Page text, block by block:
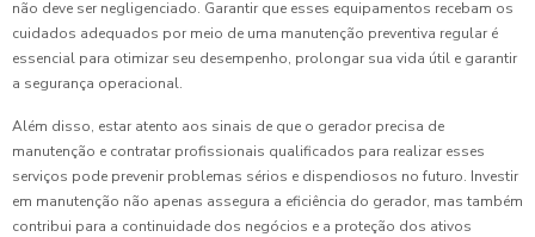
não deve ser negligenciado. Garantir que esses equipamentos recebam os
cuidados adequados por meio de uma manutenção preventiva regular é
essencial para otimizar seu desempenho, prolongar sua vida útil e garantir
a segurança operacional.
Além disso, estar atento aos sinais de que o gerador precisa de
manutenção e contratar profissionais qualificados para realizar esses
serviços pode prevenir problemas sérios e dispendiosos no futuro. Investir
em manutenção não apenas assegura a eficiência do gerador, mas também
contribui para a continuidade dos negócios e a proteção dos ativos